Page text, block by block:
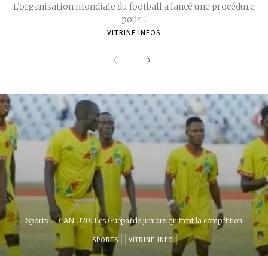
L’organisation mondiale du football a lancé une procédure
pour...
VITRINE INFOS